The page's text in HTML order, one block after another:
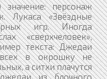
персонаж
Лукаса «Звёздные
игр. Иногда
«сверхчеловек»,
текста: Джедаи
всех в окрошку не
а ситхи плачутся
из блочного